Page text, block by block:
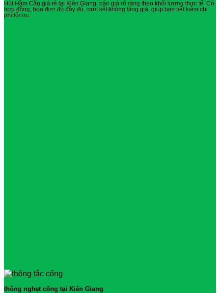
Hút Hầm Cầu giá rẻ tại Kiên Giang, báo giá rõ ràng theo khối lượng thực tế. Có
hợp đồng, hóa đơn đỏ đầy đủ, cam kết không tăng giá, giúp bạn tiết kiệm chi
phí tối ưu.
thông nghẹt cống tại Kiên Giang